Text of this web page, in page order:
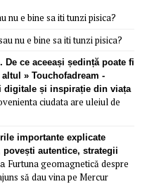
nu e bine sa iti tunzi pisica?
nu e bine sa iti tunzi pisica?
ce aceeași ședință poate fi
» Touchofadream -
digitale și inspirație din viața
ciudata are uleiul de
importante explicate
autentice, strategii
Furtuna geomagnetică despre
să dau vina pe Mercur